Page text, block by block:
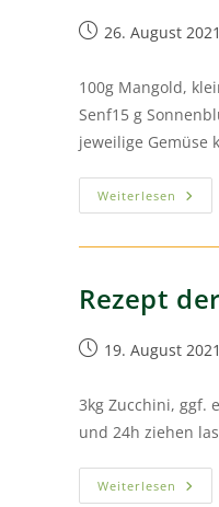
26. August 2021
100g Mangold,
Senf15 g
jeweilige Gemüse
Weiterlesen
Rezept
19. August 2021
3kg Zucchini, ggf.
und 24h ziehen
Weiterlesen